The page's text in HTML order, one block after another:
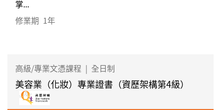
掌...
修業期 1年
高級/專業文憑課程 | 全日制
美容業（化妝）專業證書（資歷架構第4級）